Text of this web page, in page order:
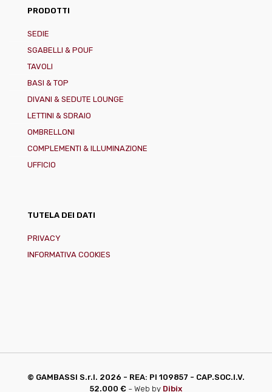
PRODOTTI
SEDIE
SGABELLI & POUF
TAVOLI
BASI & TOP
DIVANI & SEDUTE LOUNGE
LETTINI & SDRAIO
OMBRELLONI
COMPLEMENTI & ILLUMINAZIONE
UFFICIO
TUTELA DEI DATI
PRIVACY
INFORMATIVA COOKIES
© GAMBASSI S.r.l. 2026 - REA: PI 109857 - CAP.SOC.I.V.
52.000 € ~ Web by Dibix